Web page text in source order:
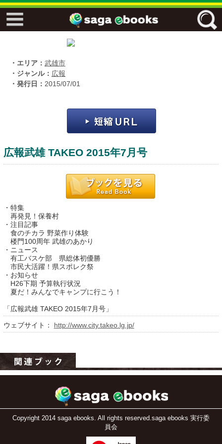
エリア
キーワード
・エリア： 武雄市
・ジャンル： 広報
・発行日： 2015/07/01
広報武雄 TAKEO 2015年7月号
・特集
再発見！保養村
・注目記事
食のチカラ 野菜作り体験
楼門100周年 武雄のあかり
・ニュース
有工バスケ部 県総体初優勝
市民大活躍！県スポレク祭
・お知らせ
H26下期 予算執行状況
夏だ！みんなでキャンプに行こう！
「広報武雄 TAKEO 2015年7月号」
ウェブサイト： http://www.city.takeo.lg.jp/
Copyright 2014 saga ebooks. All rights reserved.saga ebooks 実行委
員会
↓↓ ebooks専用本棚 ↓↓
運営：福博印刷
運営会社
サイトマップ